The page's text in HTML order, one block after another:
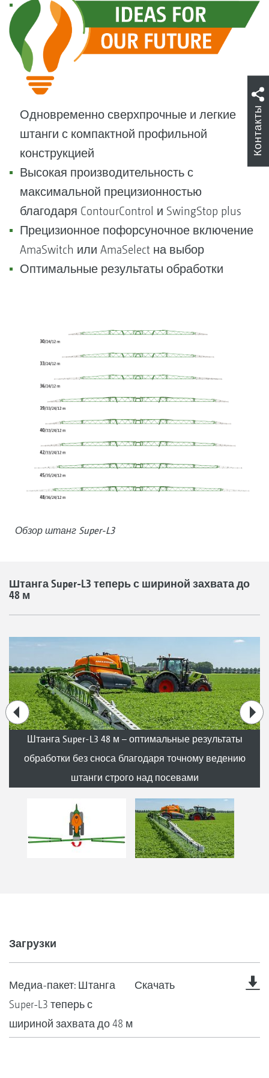
Одновременно сверхпрочные и легкие
штанги с компактной профильной
конструкцией
Высокая производительность с
максимальной прецизионностью
благодаря ContourControl и SwingStop plus
Прецизионное пофорсуночное включение
AmaSwitch или AmaSelect на выбор
Оптимальные результаты обработки
Обзор штанг Super-L3
Штанга Super-L3 теперь с шириной захвата до
48 м
Штанга Super-L3 48 м – оптимальные результаты
обработки без сноса благодаря точному ведению
штанги строго над посевами
Загрузки
Медиа-пакет: Штанга
Super-L3 теперь с
шириной захвата до 48 м
Скачать
Контакты